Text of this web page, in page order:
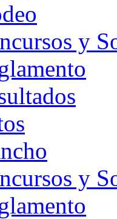
y
y